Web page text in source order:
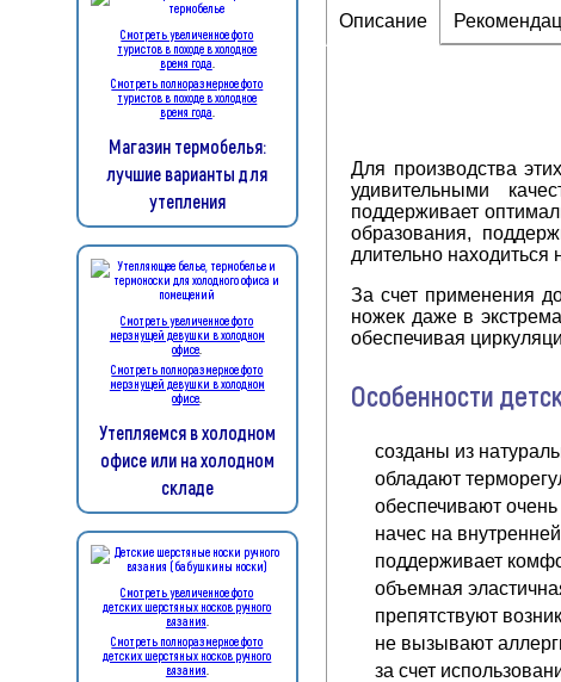
Описание
Для производства
удивительными
поддерживает
образования,
длительно
За счет применения
ножек даже в
обеспечивая
Особенности
созданы из
обладают
обеспечивают
начес на
поддерживает
объемная
препятствуют
не вызывают
за счет
Смотреть увеличенное фото
туристов в походе в холодное
время года
Смотреть полноразмерное фото
туристов в походе в холодное
время года
Магазин термобелья:
лучшие варианты для
утепления
Смотреть увеличенное фото
мерзнущей девушки в холодном
офисе
Смотреть полноразмерное фото
мерзнущей девушки в холодном
офисе
Утепляемся в холодном
офисе или на холодном
складе
Смотреть увеличенное фото
детских шерстяных носков ручного
вязания
Смотреть полноразмерное фото
детских шерстяных носков ручного
вязания